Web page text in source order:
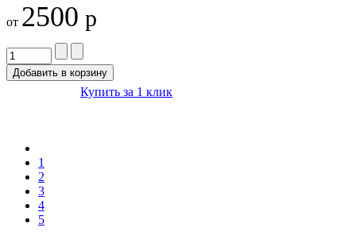
от 2500 р
Купить за 1 клик
1
2
3
4
5